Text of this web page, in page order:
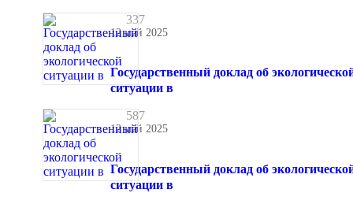
337
12 май 2025
Государственный доклад об
ситуации в
587
12 май 2025
Государственный доклад об
ситуации в